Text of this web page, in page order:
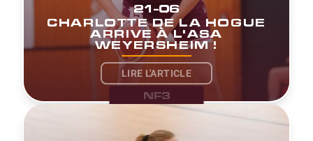
21-06
CHARLOTTE DE LA HOGUE
ARRIVE À L'ASA
WEYERSHEIM !
LIRE L'ARTICLE
NF3